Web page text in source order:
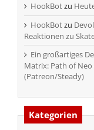
HookBotzu
HookBotzu
Reaktionen zu
Ein großartiges
Matrix: Path of
(Patreon/Steady)
Kategorien